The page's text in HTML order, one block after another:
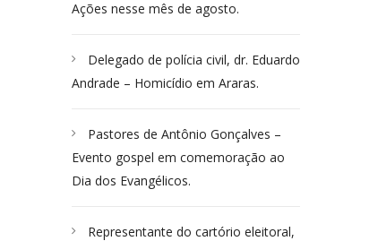
Ações nesse mês de agosto.
Delegado de polícia civil, dr. Eduardo
Andrade – Homicídio em Araras.
Pastores de Antônio Gonçalves –
Evento gospel em comemoração ao
Dia dos Evangélicos.
Representante do cartório eleitoral,